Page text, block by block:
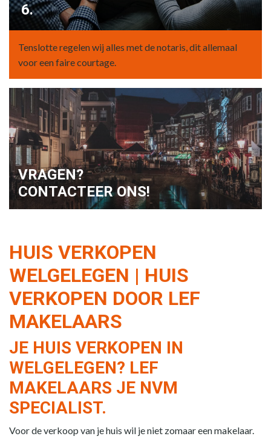
6.
Tenslotte regelen wij alles met de notaris, dit allemaal
voor een faire courtage.
VRAGEN?
CONTACTEER ONS!
HUIS VERKOPEN
WELGELEGEN | HUIS
VERKOPEN DOOR LEF
MAKELAARS
JE HUIS VERKOPEN IN
WELGELEGEN? LEF
MAKELAARS JE NVM
SPECIALIST.
Voor de verkoop van je huis wil je niet zomaar een makelaar.